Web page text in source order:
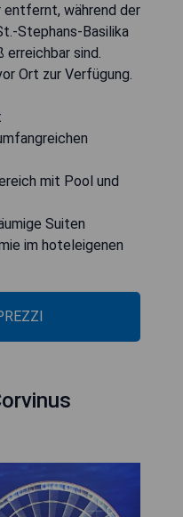
während der
Stephans-Basilika
sind.
Ort zur Verfügung.
mit Pool und
Suiten
im hoteleigenen